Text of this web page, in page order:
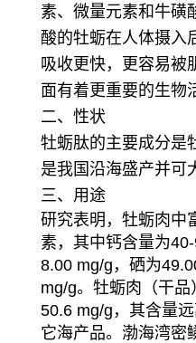
素、微量元素和牛磺
酸的牡蛎在人体摄入
吸收更快，更容易被
面有着更重要的生物
二、性状
牡蛎肽的主要成分是
是我国沿海盛产并可
三、用途
研究表明，牡蛎肉中
素，其中钙含量为
8.00 mg/g，硒为
mg/g。牡蛎肉（干
50.6 mg/g，其含量
它海产品。 渤海湾密